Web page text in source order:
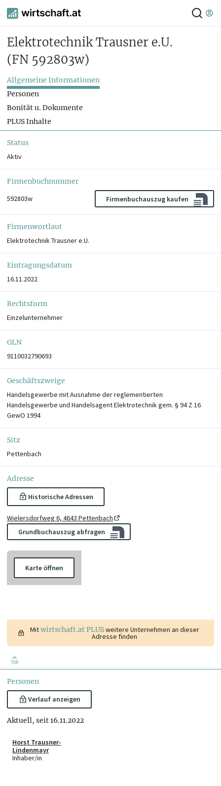
Elektrotechnik Trausner e.U.
(FN 592803w)
Allgemeine Informationen
Personen
Bonität u. Dokumente
PLUS Inhalte
Status
Aktiv
Firmenbuchnummer
592803w
Firmenbuchauszug kaufen
Firmenwortlaut
Elektrotechnik Trausner e.U.
Eintragungsdatum
16.11.2022
Rechtsform
Einzelunternehmer
GLN
9110032790693
Geschäftszweige
Handelsgewerbe mit Ausnahme der reglementierten
Handelsgewerbe und Handelsagent Elektrotechnik gem. § 94 Z 16
GewO 1994
Sitz
Pettenbach
Adresse
Historische Adressen
Wielersdorfweg 6, 4643 Pettenbach
Grundbuchauszug abfragen
Karte öffnen
Mitwirtschaft.at PLUSweitere Unternehmen an dieser
Adresse finden
TOP
Personen
Verlauf anzeigen
Aktuell, seit 16.11.2022
Horst Trausner-
Lindenmayr
Inhaber/in